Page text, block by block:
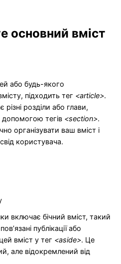
основний вміст
або будь-якого
підходить тег <article>.
розділи або глави,
допомогою тегів <section>.
організувати ваш вміст і
користувача.
включає бічний вміст, такий
публікації або
вміст у тег <aside>. Це
але відокремлений від